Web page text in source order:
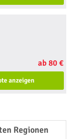
ab 80 €
anzeigen
Regionen